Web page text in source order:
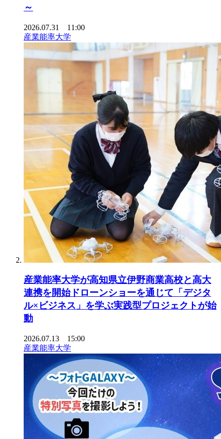
～
2026.07.31 11:00
産業能率大学
産業能率大学が高知県立伊野商業高校と高大
連携を開始ドローンショーを通じて「デジタ
ル×ビジネス」を学ぶ実践型プロジェクトが始
動
2026.07.13 15:00
産業能率大学